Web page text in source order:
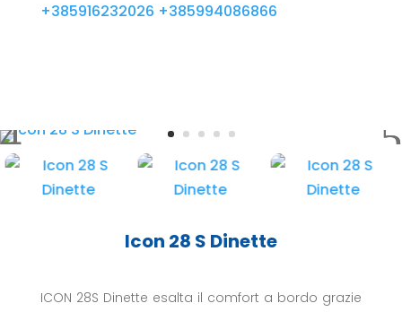
+385916232026 +385994086866
Icon 28 S Dinette
ICON 28S Dinette esalta il comfort a bordo grazie